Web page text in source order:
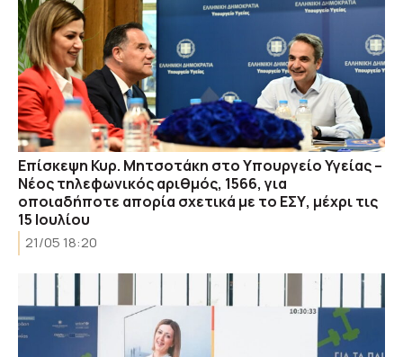
Επίσκεψη Κυρ. Μητσοτάκη στο Υπουργείο Υγείας –
Νέος τηλεφωνικός αριθμός, 1566, για
οποιαδήποτε απορία σχετικά με το ΕΣΥ, μέχρι τις
15 Ιουλίου
21/05 18:20